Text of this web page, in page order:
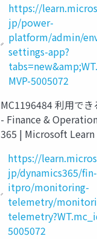
https://
jp/power-
platform/admin/
settings-app?
MVP-5005072
MC1196484 利用で
- Finance &
365 | Microsoft Learn
https://
jp/dynamics365/
itpro/monitoring-
telemetry/
5005072